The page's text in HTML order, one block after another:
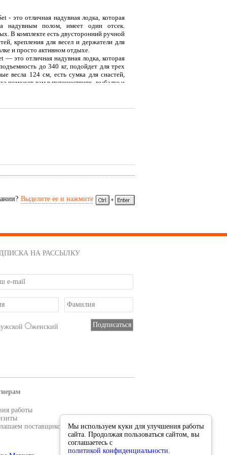
- это отличная надувная лодка, которая
надувным полом, имеет один отсек.
В комплекте есть двусторонний ручной
крепления для весел и держатели для
и просто активном отдыхе.
— это отличная надувная лодка, которая
до 340 кг, подойдет для трех
весла 124 см, есть сумка для снастей,
поможет вам в путешествиях, рыбалке и
Выделите ее и нажмите
НА РАССЫЛКУ
женский
работы
поставщиков
Мы используем куки для улучшения работы
сайта. Продолжая пользоваться сайтом, вы
соглашаетесь с
политикой конфиденциальности.